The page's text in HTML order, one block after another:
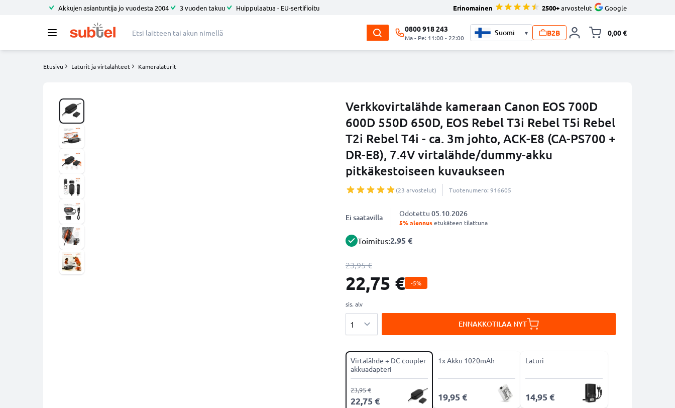
Akkujen asiantuntija jo vuodesta 2004 3 vuoden takuu Huippulaatua - EU-sertifioitu Erinomainen 2500+arvostelut Google
0800 918 243
Ma - Pe: 11:00 - 22:00
▾ B2B 0,00 €
Etusivu Laturit ja virtalähteet Kameralaturit
Verkkovirtalähde kameraan Canon EOS 700D
600D 550D 650D, EOS Rebel T3i Rebel T5i Rebel
T2i Rebel T4i - ca. 3m johto, ACK-E8 (CA-PS700 +
DR-E8), 7.4V virtalähde/dummy-akku
pitkäkestoiseen kuvaukseen
(23 arvostelut) Tuotenumero: 916605
Ei saatavilla Odotettu 05.10.2026
5% alennusetukäteen tilattuna
Toimitus:2.95 €
23,95 €
22,75 € -5%
sis. alv
ENNAKKOTILAA NYT
Virtalähde + DC coupler
akkuadapteri
22,75 €
23,95 €
1x Akku 1020mAh
19,95 €
Laturi
14,95 €